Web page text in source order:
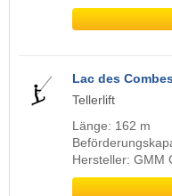
Lac des
Tellerlift
Länge: 162 m
Hersteller: GMM